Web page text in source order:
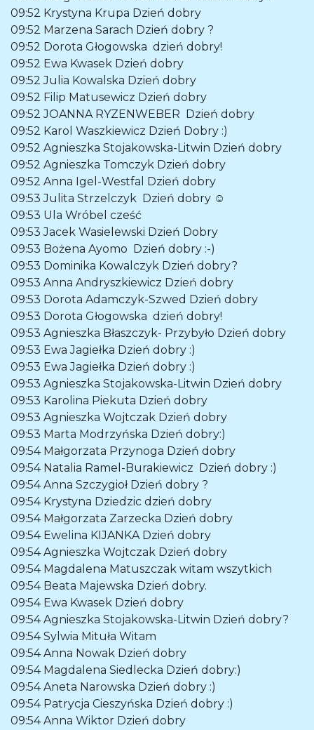
09:52 Krystyna Krupa Dzień dobry
09:52 Marzena Sarach Dzień dobry ?
09:52 Dorota Głogowska dzień dobry!
09:52 Ewa Kwasek Dzień dobry
09:52 Julia Kowalska Dzień dobry
09:52 Filip Matusewicz Dzień dobry
09:52 JOANNA RYZENWEBER Dzień dobry
09:52 Karol Waszkiewicz Dzień Dobry :)
09:52 Agnieszka Stojakowska-Litwin Dzień dobry
09:52 Agnieszka Tomczyk Dzień dobry
09:52 Anna Igel-Westfal Dzień dobry
09:53 Julita Strzelczyk Dzień dobry ☺️
09:53 Ula Wróbel cześć
09:53 Jacek Wasielewski Dzień Dobry
09:53 Bożena Ayomo Dzień dobry :-)
09:53 Dominika Kowalczyk Dzień dobry?
09:53 Anna Andryszkiewicz Dzień dobry
09:53 Dorota Adamczyk-Szwed Dzień dobry
09:53 Dorota Głogowska dzień dobry!
09:53 Agnieszka Błaszczyk- Przybyło Dzień dobry
09:53 Ewa Jagiełka Dzień dobry :)
09:53 Ewa Jagiełka Dzień dobry :)
09:53 Agnieszka Stojakowska-Litwin Dzień dobry
09:53 Karolina Piekuta Dzień dobry
09:53 Agnieszka Wojtczak Dzień dobry
09:53 Marta Modrzyńska Dzień dobry:)
09:54 Małgorzata Przynoga Dzień dobry
09:54 Natalia Ramel-Burakiewicz Dzień dobry :)
09:54 Anna Szczygioł Dzień dobry ?
09:54 Krystyna Dziedzic dzień dobry
09:54 Małgorzata Zarzecka Dzień dobry
09:54 Ewelina KIJANKA Dzień dobry
09:54 Agnieszka Wojtczak Dzień dobry
09:54 Magdalena Matuszczak witam wszytkich
09:54 Beata Majewska Dzień dobry.
09:54 Ewa Kwasek Dzień dobry
09:54 Agnieszka Stojakowska-Litwin Dzień dobry?
09:54 Sylwia Mituła Witam
09:54 Anna Nowak Dzień dobry
09:54 Magdalena Siedlecka Dzień dobry:)
09:54 Aneta Narowska Dzień dobry :)
09:54 Patrycja Cieszyńska Dzień dobry :)
09:54 Anna Wiktor Dzień dobry